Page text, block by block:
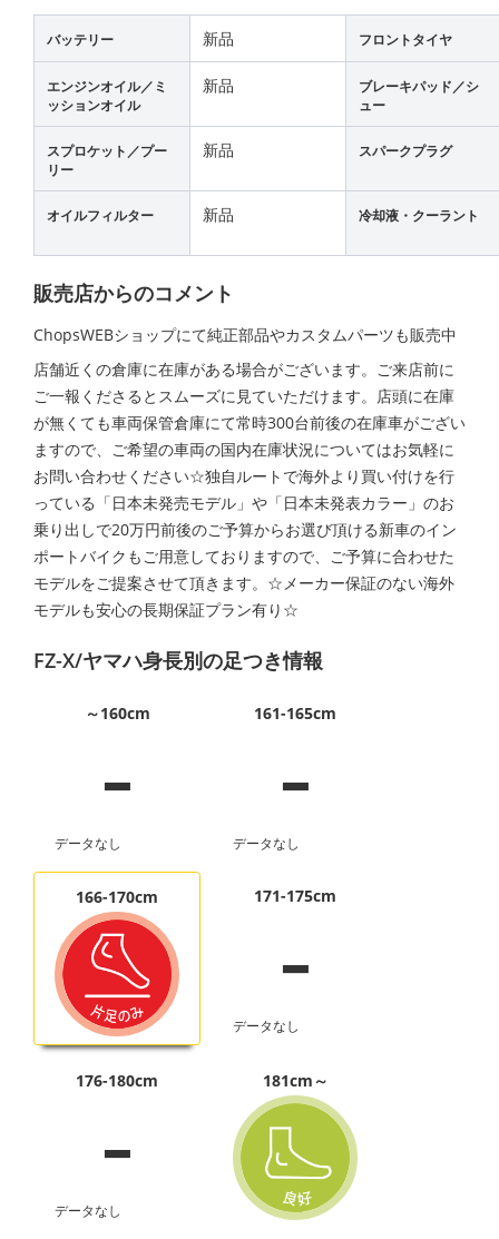
バッテリー 新品 フロントタイヤ
エンジンオイル／ミ
ッションオイル
新品
ブレーキパッド／シ
ュー
スプロケット／プー
リー
新品 スパークプラグ
オイルフィルター 新品 冷却液・クーラント
販売店からのコメント
ChopsWEBショップにて純正部品やカスタムパーツも販売中
店舗近くの倉庫に在庫がある場合がございます。ご来店前に
ご一報くださるとスムーズに見ていただけます。店頭に在庫
が無くても車両保管倉庫にて常時300台前後の在庫車がござい
ますので、ご希望の車両の国内在庫状況についてはお気軽に
お問い合わせください☆独自ルートで海外より買い付けを行
っている「日本未発売モデル」や「日本未発表カラー」のお
乗り出しで20万円前後のご予算からお選び頂ける新車のイン
ポートバイクもご用意しておりますので、ご予算に合わせた
モデルをご提案させて頂きます。☆メーカー保証のない海外
モデルも安心の長期保証プラン有り☆
FZ-X/ヤマハ身長別の足つき情報
～160cm
-
データなし
161-165cm
-
データなし
166-170cm 171-175cm
-
データなし
176-180cm
-
データなし
181cm～